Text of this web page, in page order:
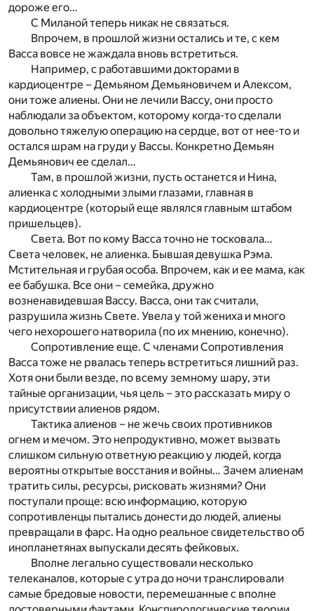
дороже его…
С Миланой теперь никак не связаться.
Впрочем, в прошлой жизни остались и те, с кем
Васса вовсе не жаждала вновь встретиться.
Например, с работавшими докторами в
кардиоцентре – Демьяном Демьяновичем и Алексом,
они тоже алиены. Они не лечили Вассу, они просто
наблюдали за объектом, которому когда-то сделали
довольно тяжелую операцию на сердце, вот от нее-то и
остался шрам на груди у Вассы. Конкретно Демьян
Демьянович ее сделал…
Там, в прошлой жизни, пусть останется и Нина,
алиенка с холодными злыми глазами, главная в
кардиоцентре (который еще являлся главным штабом
пришельцев).
Света. Вот по кому Васса точно не тосковала…
Света человек, не алиенка. Бывшая девушка Рэма.
Мстительная и грубая особа. Впрочем, как и ее мама, как
ее бабушка. Все они – семейка, дружно
возненавидевшая Вассу. Васса, они так считали,
разрушила жизнь Свете. Увела у той жениха и много
чего нехорошего натворила (по их мнению, конечно).
Сопротивление еще. С членами Сопротивления
Васса тоже не рвалась теперь встретиться лишний раз.
Хотя они были везде, по всему земному шару, эти
тайные организации, чья цель – это рассказать миру о
присутствии алиенов рядом.
Тактика алиенов – не жечь своих противников
огнем и мечом. Это непродуктивно, может вызвать
слишком сильную ответную реакцию у людей, когда
вероятны открытые восстания и войны… Зачем алиенам
тратить силы, ресурсы, рисковать жизнями? Они
поступали проще: всю информацию, которую
сопротивленцы пытались донести до людей, алиены
превращали в фарс. На одно реальное свидетельство об
инопланетянах выпускали десять фейковых.
Вполне легально существовали несколько
телеканалов, которые с утра до ночи транслировали
самые бредовые новости, перемешанные с вполне